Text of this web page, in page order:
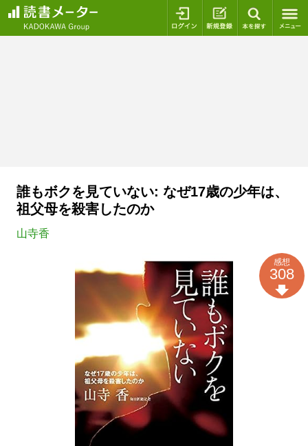
ログイン 新規登録
誰もボクを見ていない: なぜ17歳の少年は、
祖父母を殺害したのか
山寺香
感想
308